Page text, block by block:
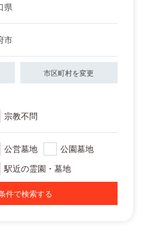
県
市
市区町村を変更
宗教不問
公営墓地
公園墓地
駅近の霊園・墓地
件で検索する